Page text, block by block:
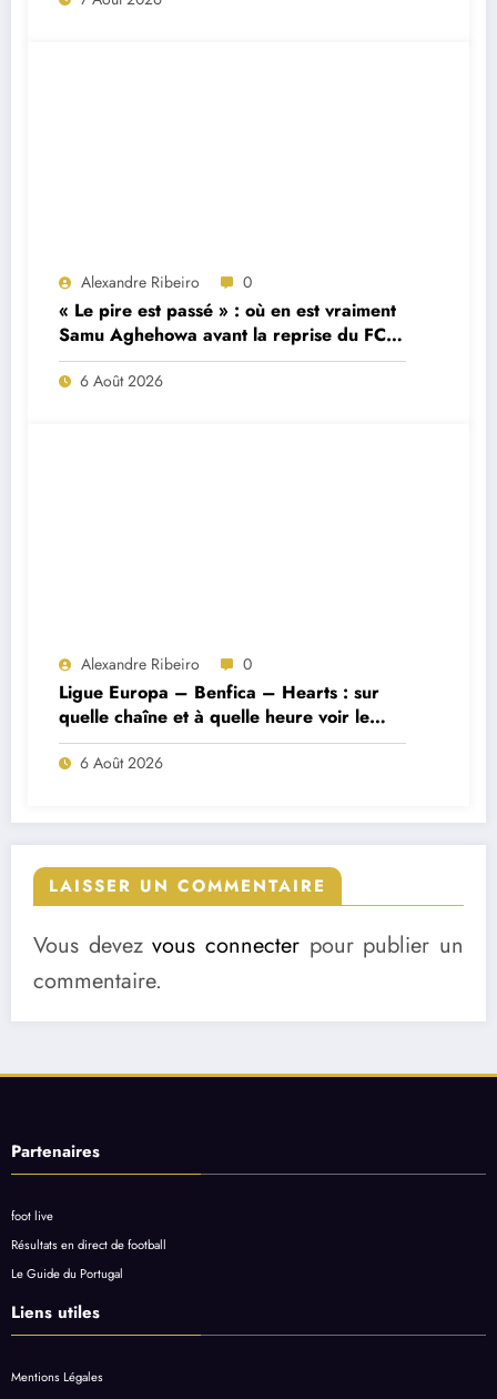
Alexandre Ribeiro 0
« Le pire est passé » : où en est vraiment
Samu Aghehowa avant la reprise du FC
Porto ?
6 Août 2026
Alexandre Ribeiro 0
Ligue Europa – Benfica – Hearts : sur
quelle chaîne et à quelle heure voir le
match ?
6 Août 2026
LAISSER UN COMMENTAIRE
Vous devezvous connecter pour publier un
commentaire.
Partenaires
foot live
Résultats en direct de football
Le Guide du Portugal
Liens utiles
Mentions Légales